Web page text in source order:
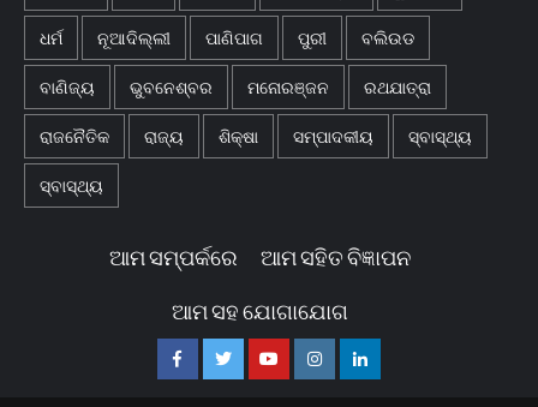
ଧର୍ମ ନୂଆଦିଲ୍ଲୀ ପାଣିପାଗ ପୁରୀ ବଲିଉଡ
ବାଣିଜ୍ୟ ଭୁବନେଶ୍ବର ମନୋରଞ୍ଜନ ରଥଯାତ୍ରା
ରାଜନୈତିକ ରାଜ୍ୟ ଶିକ୍ଷା ସମ୍ପାଦକୀୟ ସ୍ବାସ୍ଥ୍ୟ
ସ୍ବାସ୍ଥ୍ୟ
ଆମ ସମ୍ପର୍କରେ ଆମ ସହିତ ବିଜ୍ଞାପନ
ଆମ ସହ ଯୋଗାଯୋଗ
FacebookTwitterYoutubeInstagramLinkedin